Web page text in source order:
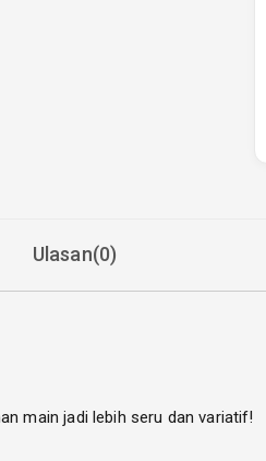
Ulasan(0)
main jadi lebih seru dan variatif!